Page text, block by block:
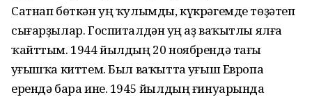
Сатнап бөткән уң ҡулымды, күкрәгемде төҙәтеп
сығарҙылар. Госпиталдән һуң аҙ ваҡытлы ялға
ҡайттым. 1944 йылдың 20 ноябрендә тағы
һуғышҡа киттем. Был ваҡытта һуғыш Европа
ерендә бара ине. 1945 йылдың ғинуарында